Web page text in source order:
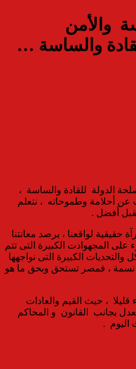
والأمن
والساسة …
الدولة للقادة والساسة ،
أحلامة وطموحاته ، نتعلم
أفضل .
لواقعنا ، يرصد معانتنا
المجهوادت الكبيرة التى تتم
الكبيرة التى نواجهها
عدد سكانها 100 مليون نسمة ، فمصر تستحق وبحق ما هو
، حيث القيم والعادات
بجانب القانون و المحاكم
اليوم .